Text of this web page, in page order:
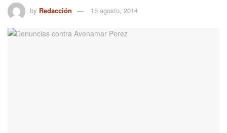
by Redacción 15 agosto, 2014